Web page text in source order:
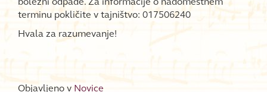
terminu pokličite v tajništvo: 017506240
Hvala za razumevanje!
Objavljeno v Novice